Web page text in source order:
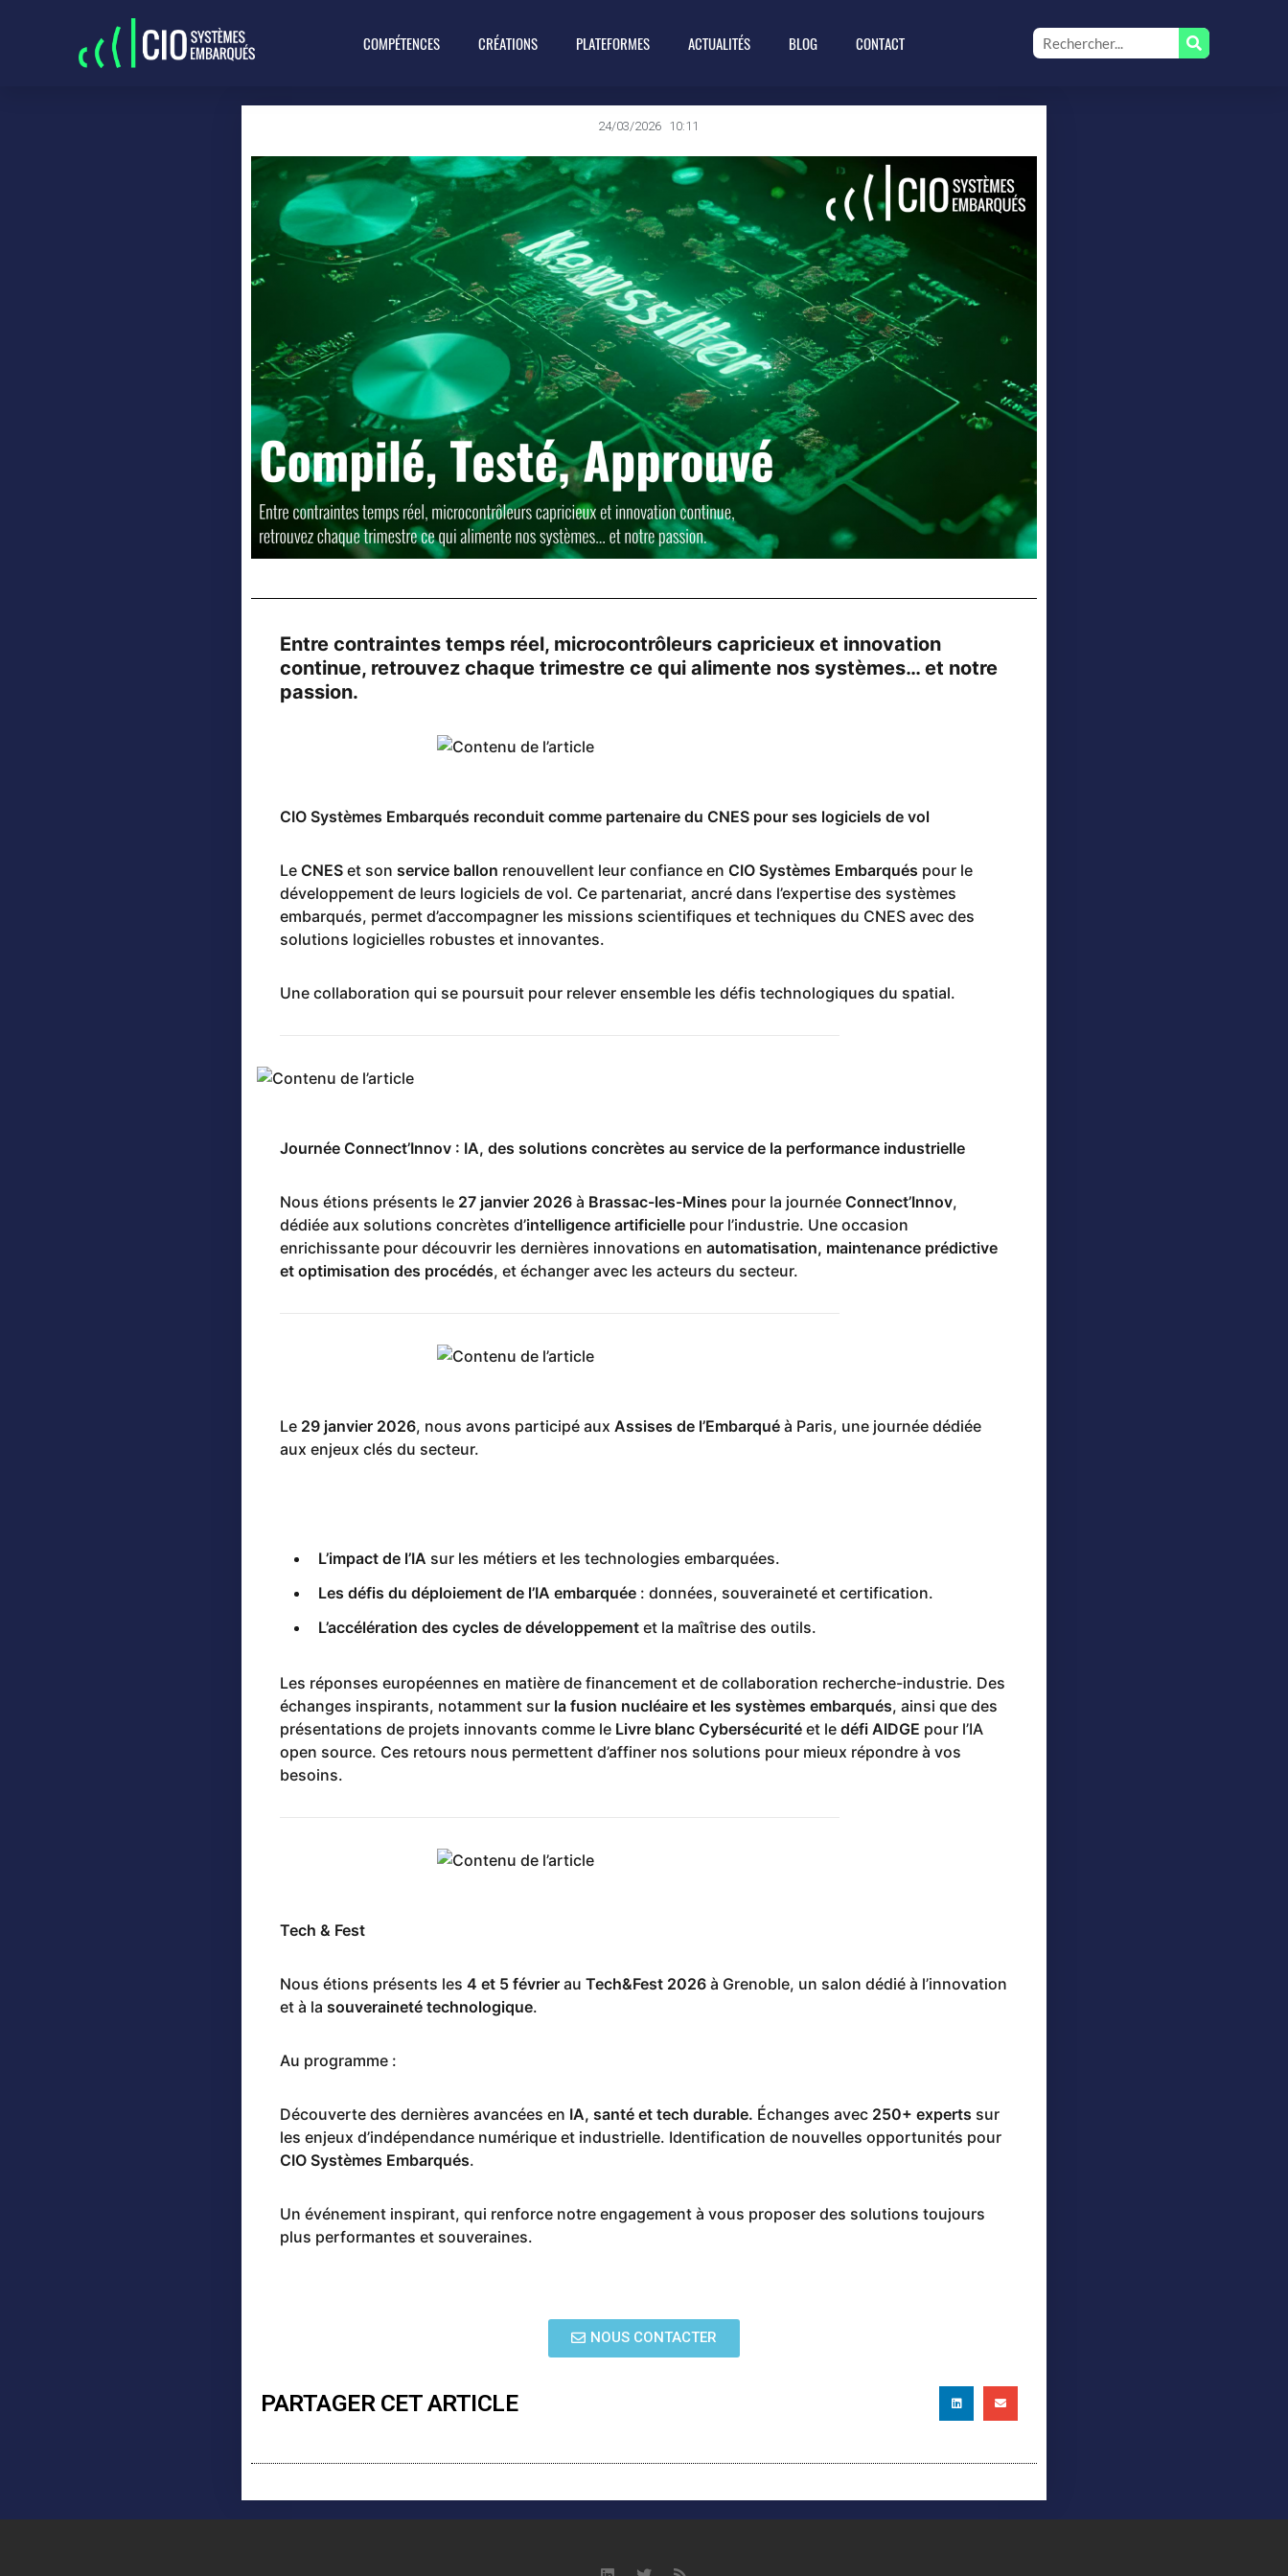
COMPÉTENCES CRÉATIONS PLATEFORMES ACTUALITÉS BLOG CONTACT
24/03/2026 10:11
Entre contraintes temps réel, microcontrôleurs capricieux et innovation
continue, retrouvez chaque trimestre ce qui alimente nos systèmes… et notre
passion.
CIO Systèmes Embarqués reconduit comme partenaire du CNES pour ses logiciels de vol
Le CNES et son service ballon renouvellent leur confiance en CIO Systèmes Embarqués pour le
développement de leurs logiciels de vol. Ce partenariat, ancré dans l’expertise des systèmes
embarqués, permet d’accompagner les missions scientifiques et techniques du CNES avec des
solutions logicielles robustes et innovantes.
Une collaboration qui se poursuit pour relever ensemble les défis technologiques du spatial.
Journée Connect’Innov : IA, des solutions concrètes au service de la performance industrielle
Nous étions présents le 27 janvier 2026 à Brassac-les-Mines pour la journée Connect’Innov,
dédiée aux solutions concrètes d’intelligence artificielle pour l’industrie. Une occasion
enrichissante pour découvrir les dernières innovations en automatisation, maintenance prédictive
et optimisation des procédés, et échanger avec les acteurs du secteur.
Le 29 janvier 2026, nous avons participé aux Assises de l’Embarqué à Paris, une journée dédiée
aux enjeux clés du secteur.
L’impact de l’IA sur les métiers et les technologies embarquées.
Les défis du déploiement de l’IA embarquée : données, souveraineté et certification.
L’accélération des cycles de développement et la maîtrise des outils.
Les réponses européennes en matière de financement et de collaboration recherche-industrie. Des
échanges inspirants, notamment sur la fusion nucléaire et les systèmes embarqués, ainsi que des
présentations de projets innovants comme le Livre blanc Cybersécurité et le défi AIDGE pour l’IA
open source. Ces retours nous permettent d’affiner nos solutions pour mieux répondre à vos
besoins.
Tech & Fest
Nous étions présents les 4 et 5 février au Tech&Fest 2026 à Grenoble, un salon dédié à l’innovation
et à la souveraineté technologique.
Au programme :
Découverte des dernières avancées en IA, santé et tech durable. Échanges avec 250+ experts sur
les enjeux d’indépendance numérique et industrielle. Identification de nouvelles opportunités pour
CIO Systèmes Embarqués.
Un événement inspirant, qui renforce notre engagement à vous proposer des solutions toujours
plus performantes et souveraines.
NOUS CONTACTER
PARTAGER CET ARTICLE